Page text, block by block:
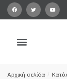
Αρχική σελίδα /